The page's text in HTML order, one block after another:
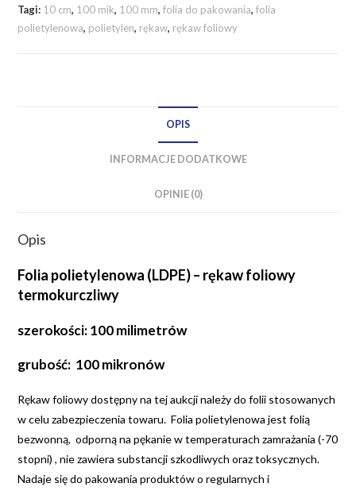
mm
/
Tagi: 10 cm, 100 mik, 100 mm,folia do pakowania,folia
polietylenowa, polietylen, rękaw, rękaw foliowy
OPIS
INFORMACJE DODATKOWE
OPINIE (0)
Opis
Folia polietylenowa (LDPE) – rękaw foliowy
termokurczliwy
szerokości: 100 milimetrów
grubość: 100 mikronów
Rękaw foliowy dostępny na tej aukcji należy do folii stosowanych
w celu zabezpieczenia towaru. Folia polietylenowa jest folią
bezwonną, odporną na pękanie w temperaturach zamrażania (-70
stopni) , nie zawiera substancji szkodliwych oraz toksycznych.
Nadaje się do pakowania produktów o regularnych i